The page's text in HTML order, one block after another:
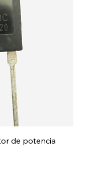
de potencia